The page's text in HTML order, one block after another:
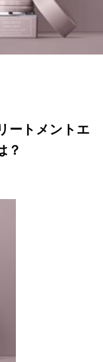
ートメントエ
？